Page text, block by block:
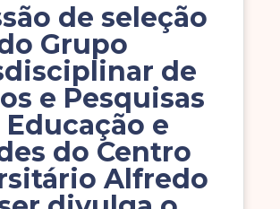
de seleção
Grupo
de
e Pesquisas
Educação e
do Centro
Alfredo